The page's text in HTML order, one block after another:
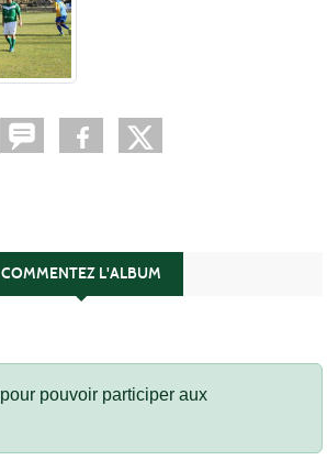
COMMENTEZ L'ALBUM
pour pouvoir participer aux